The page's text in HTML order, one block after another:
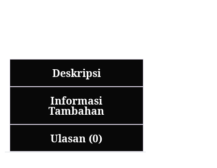
Deskripsi
Informasi
Tambahan
Ulasan (0)